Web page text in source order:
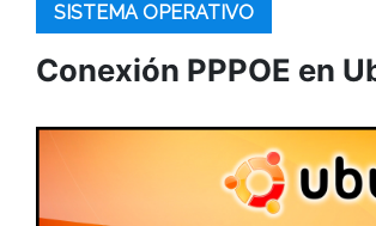
SISTEMA OPERATIVO
Conexión PPPOE en